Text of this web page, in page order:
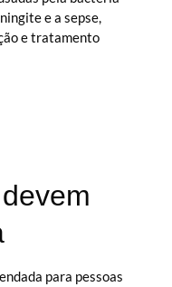
e a sepse,
e tratamento
para pessoas